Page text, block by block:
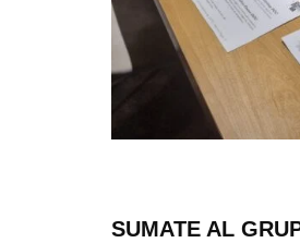
SUMATE AL